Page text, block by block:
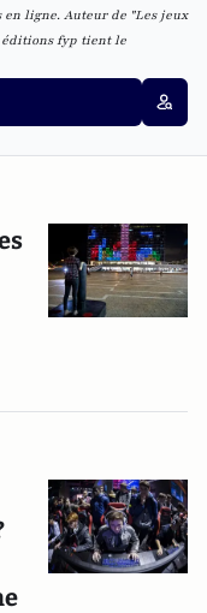
ligne. Auteur de "Les jeux
éditions fyp tient le